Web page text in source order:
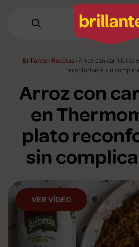
Brillante › Recetas ›Arroz con carrilleras
reconfortante sin
Arroz con
en
plato
sin
VER VÍDEO